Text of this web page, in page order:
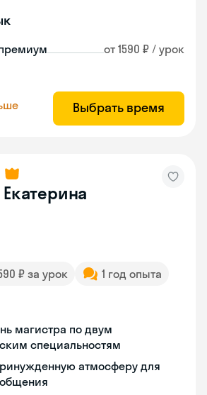
от 1590 ₽ / урок
Выбрать время
Екатерина
₽ за урок
1 год опыта
магистра по двум
специальностям
атмосферу для